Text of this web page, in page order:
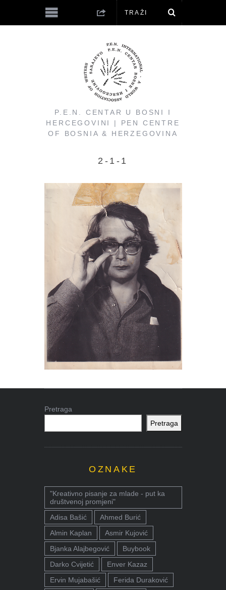
P.E.N. CENTAR U BOSNI I
HERCEGOVINI | PEN CENTRE
OF BOSNIA & HERZEGOVINA
2-1-1
Pretraga
Pretraga
OZNAKE
"Kreativno pisanje za mlade - put ka
društvenoj promjeni"
Adisa Bašić
Ahmed Burić
Almin Kaplan
Asmir Kujović
Bjanka Alajbegović
Buybook
Darko Cvijetić
Enver Kazaz
Ervin Mujabašić
Ferida Duraković